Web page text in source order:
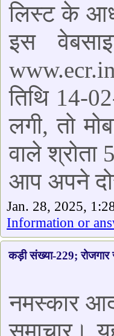
लिस्ट के
इस
तिथि 14-
लगी, तो
वाले
आप अपने
Jan. 28, 2025,
Information or
कड़ी संख्या-229; रोजगार
नमस्कार